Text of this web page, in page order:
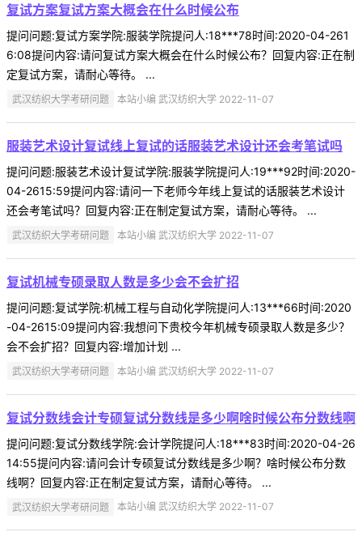
复试方案复试方案大概会在什么时候公布
提问问题:复试方案学院:服装学院提问人:18***78时间:2020-04-261
6:08提问内容:请问复试方案大概会在什么时候公布？回复内容:正在制
定复试方案，请耐心等待。 ...
武汉纺织大学考研问题 本站小编 武汉纺织大学 2022-11-07
服装艺术设计复试线上复试的话服装艺术设计还会考笔试吗
提问问题:服装艺术设计复试学院:服装学院提问人:19***92时间:2020-
04-2615:59提问内容:请问一下老师今年线上复试的话服装艺术设计
还会考笔试吗？回复内容:正在制定复试方案，请耐心等待。 ...
武汉纺织大学考研问题 本站小编 武汉纺织大学 2022-11-07
复试机械专硕录取人数是多少会不会扩招
提问问题:复试学院:机械工程与自动化学院提问人:13***66时间:2020
-04-2615:09提问内容:我想问下贵校今年机械专硕录取人数是多少？
会不会扩招？回复内容:增加计划 ...
武汉纺织大学考研问题 本站小编 武汉纺织大学 2022-11-07
复试分数线会计专硕复试分数线是多少啊啥时候公布分数线啊
提问问题:复试分数线学院:会计学院提问人:18***83时间:2020-04-26
14:55提问内容:请问会计专硕复试分数线是多少啊？啥时候公布分数
线啊？回复内容:正在制定复试方案，请耐心等待。 ...
武汉纺织大学考研问题 本站小编 武汉纺织大学 2022-11-07